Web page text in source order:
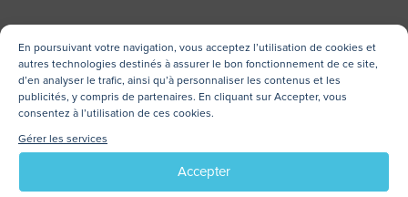
En poursuivant votre navigation, vous acceptez l’utilisation de cookies et
autres technologies destinés à assurer le bon fonctionnement de ce site,
d’en analyser le trafic, ainsi qu’à personnaliser les contenus et les
publicités, y compris de partenaires. En cliquant sur Accepter, vous
consentez à l’utilisation de ces cookies.
Gérer les services
Accepter
À BIENTÔT !
Télécharger cette
news au format